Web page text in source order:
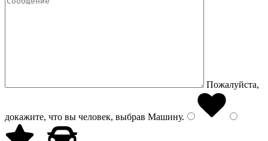
Пожалуйста,
докажите, что вы человек, выбрав Машину.